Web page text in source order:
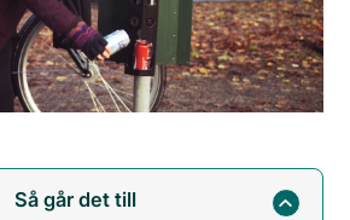
Så går det till